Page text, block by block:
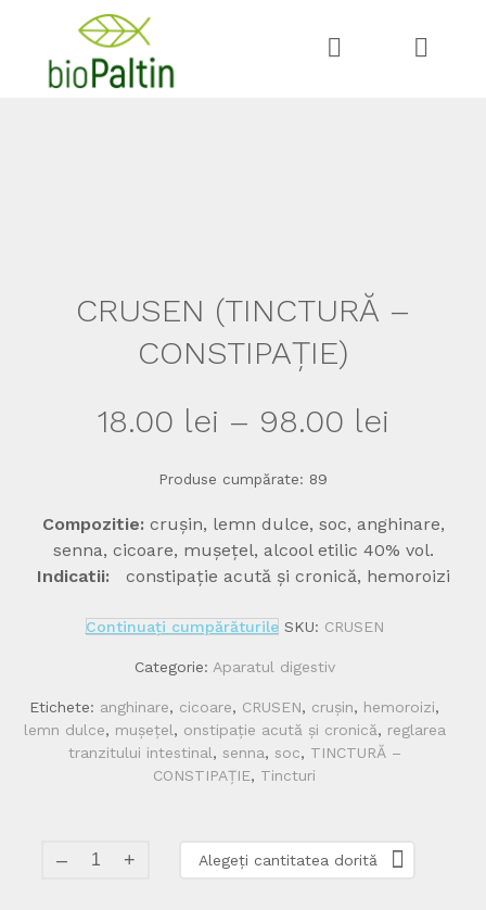
navigation
content
CRUSEN (TINCTURĂ –
CONSTIPAȚIE)
18.00 lei – 98.00 lei
18.00
până
Produse cumpărate: 89
Compozitie: crușin, lemn dulce, soc, anghinare,
senna, cicoare, mușețel, alcool etilic 40% vol.
Indicatii:
constipație acută și cronică, hemoroizi
Continuați cumpărăturile SKU: CRUSEN
Categorie: Aparatul digestiv
Etichete: anghinare, cicoare, CRUSEN, crușin, hemoroizi,
lemn dulce, mușețel, onstipație acută și cronică, reglarea
tranzitului intestinal, senna, soc, TINCTURĂ –
CONSTIPAȚIE, Tincturi